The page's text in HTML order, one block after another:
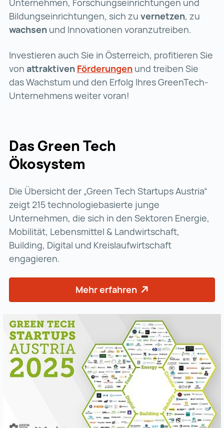
Unternehmen, Forschungseinrichtungen und
Bildungseinrichtungen, sich zu vernetzen, zu
wachsen und Innovationen voranzutreiben.
Investieren auch Sie in Österreich, profitieren Sie
von attraktiven Förderungen Förderungen (wird
und treiben Sie
das Wachstum und den Erfolg Ihres GreenTech-
Unternehmens weiter voran!
Das Green Tech
Ökosystem
Die Übersicht der „Green Tech Startups Austria“
zeigt 215 technologiebasierte junge
Unternehmen, die sich in den Sektoren Energie,
Mobilität, Lebensmittel & Landwirtschaft,
Building, Digital und Kreislaufwirtschaft
engagieren.
Mehr erfahrenMehr erfahren